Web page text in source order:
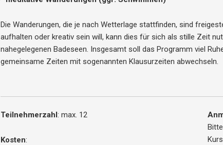
Die Wanderungen, die je nach Wetterlage stattfinden, sind
aufhalten oder kreativ sein will, kann dies für sich als stille Zeit
nahegelegenen Badeseen. Insgesamt soll das Programm viel
gemeinsame Zeiten mit sogenannten Klausurzeiten abwechseln.
Teilnehmerzahl: max. 12
Kosten: